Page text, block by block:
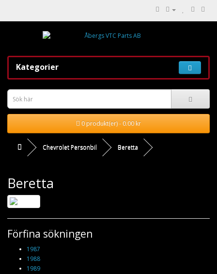
Kategorier
0 produkt(er) - 0.00 kr
Chevrolet Personbil Beretta
Beretta
Förfina sökningen
1987
1988
1989